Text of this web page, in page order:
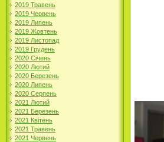
2019 Травень
2019 Червень
2019 Липень
2019 Жовтень
2019 Листопад
2019 Грудень
2020 Січень
2020 Лютий
2020 Березень
2020 Липень
2020 Серпень
2021 Лютий
2021 Березень
2021 Квітень
2021 Травень
2021 Червень